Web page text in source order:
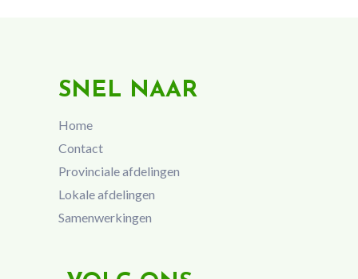
SNEL NAAR
Home
Contact
Provinciale afdelingen
Lokale afdelingen
Samenwerkingen